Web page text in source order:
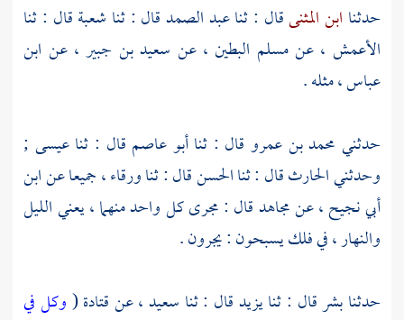
حدثنا ابن المثنىقال : ثناعبد الصمدقال : ثنا شعبةقال : ثنا
الأعمش ، عنمسلم البطين ،عن سعيد بن جبير ،عن ابن
عباس ،مثله .
حدثني محمد بن عمرو قال : ثناأبو عاصم قال : ثناعيسى ;
وحدثنيالحارثقال : ثناالحسنقال : ثناورقاء ،جميعا عنابن
أبي نجيح ،عنمجاهدقال : مجرى كل واحد منهما ، يعني الليل
والنهار ، في فلك يسبحون : يجرون .
حدثنابشرقال : ثنايزيدقال : ثنا سعيد ،عنقتادة(وكل في